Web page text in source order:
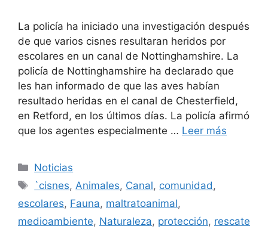
La policía ha iniciado una investigación después
de que varios cisnes resultaran heridos por
escolares en un canal de Nottinghamshire. La
policía de Nottinghamshire ha declarado que
les han informado de que las aves habían
resultado heridas en el canal de Chesterfield,
en Retford, en los últimos días. La policía afirmó
que los agentes especialmente … Leer más
Categorías
Noticias
Etiquetas
`cisnes, Animales, Canal, comunidad ,
escolares, Fauna, maltratoanimal,
medioambiente, Naturaleza, protección, rescate